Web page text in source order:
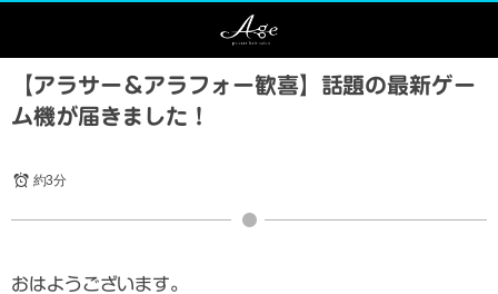
【アラサー＆アラフォー歓喜】話題の最新ゲー
ム機が届きました！
約3分
おはようございます。